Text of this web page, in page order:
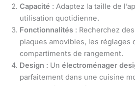
Capacité : Adaptez la taille de
utilisation quotidienne.
Fonctionnalités : Recherchez
plaques amovibles, les réglages
compartiments de rangement.
Design : Un électroménager
parfaitement dans une cuisine